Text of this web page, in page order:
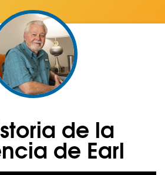
de la
de Earl